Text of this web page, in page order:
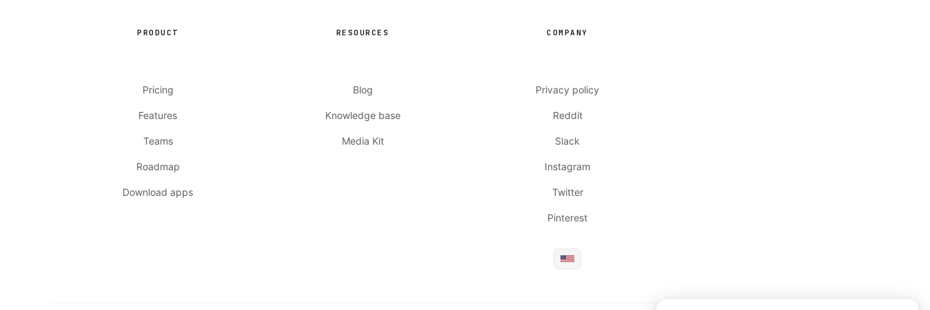
PRODUCT
Pricing
Features
Teams
Roadmap
Download apps
RESOURCES
Blog
Knowledge base
Media Kit
COMPANY
Privacy policy
Reddit
Slack
Instagram
Twitter
Pinterest